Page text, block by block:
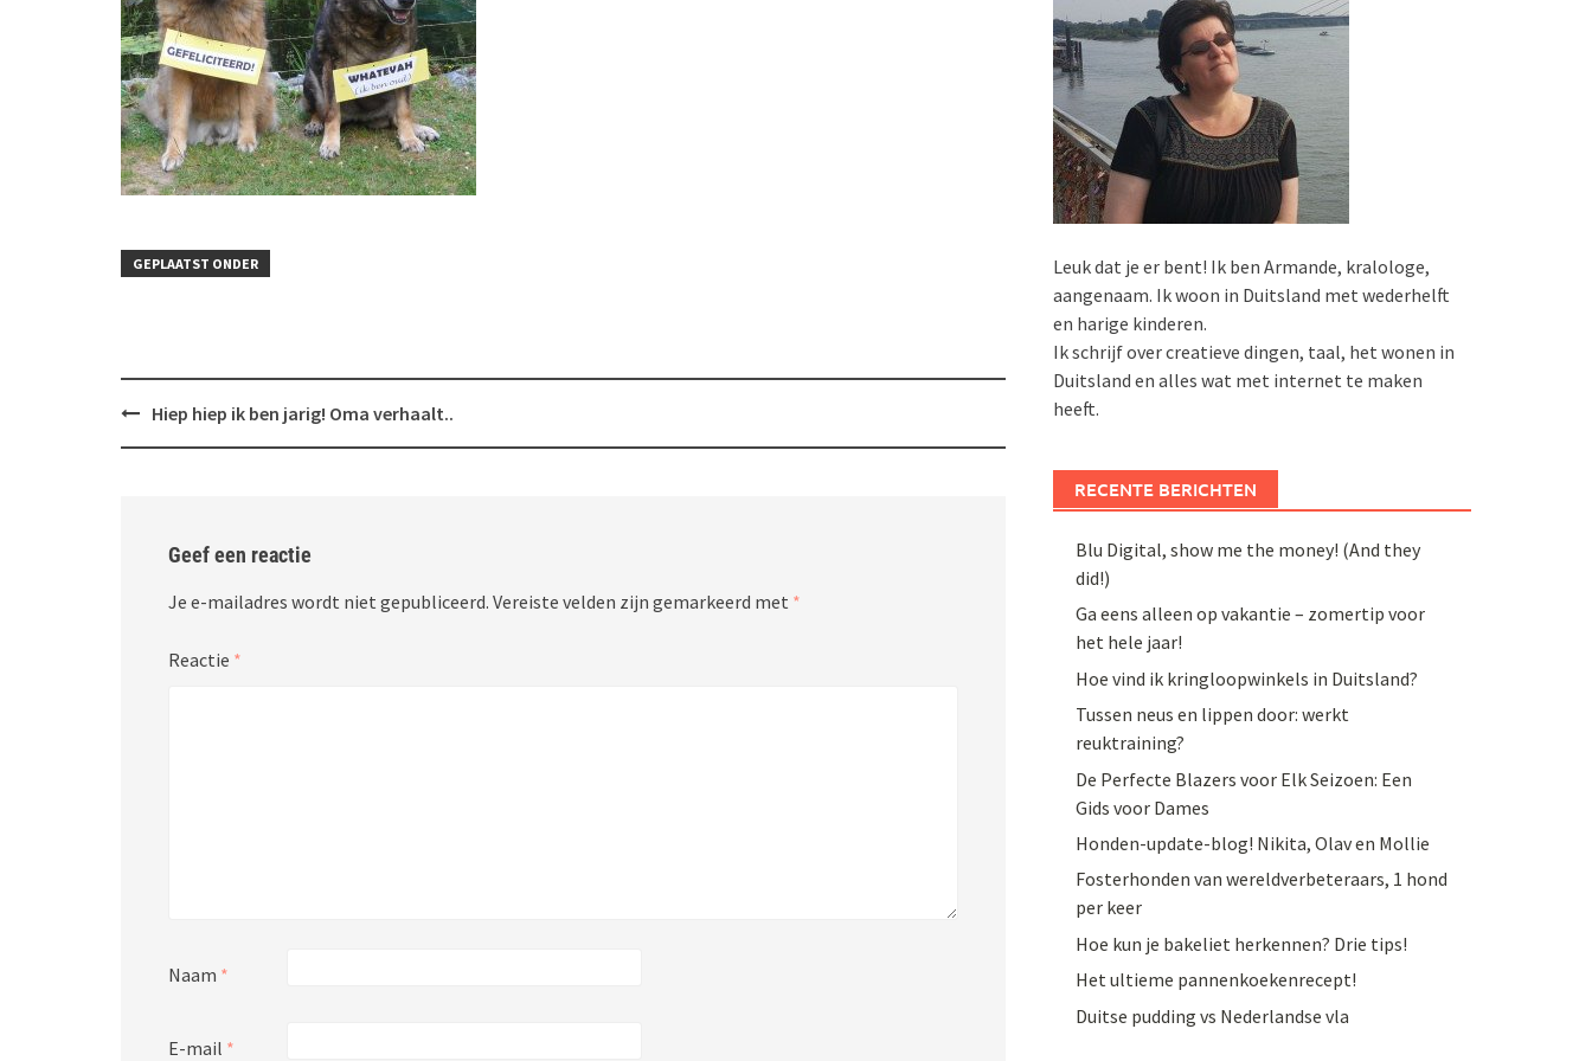
GEPLAATST ONDER
BerichtHiep hiep ik ben jarig! Oma verhaalt..
Geef een reactie
Je e-mailadres wordt niet gepubliceerd. Vereiste velden zijn gemarkeerd met *
Reactie *
Naam *
E-mail *
Leuk dat je er bent! Ik ben Armande, kralologe,
aangenaam. Ik woon in Duitsland met wederhelft
en harige kinderen.
Ik schrijf over creatieve dingen, taal, het wonen in
Duitsland en alles wat met internet te maken
heeft.
RECENTE BERICHTEN
Blu Digital, show me the money! (And they
did!)
Ga eens alleen op vakantie – zomertip voor
het hele jaar!
Hoe vind ik kringloopwinkels in Duitsland?
Tussen neus en lippen door: werkt
reuktraining?
De Perfecte Blazers voor Elk Seizoen: Een
Gids voor Dames
Honden-update-blog! Nikita, Olav en Mollie
Fosterhonden van wereldverbeteraars, 1 hond
per keer
Hoe kun je bakeliet herkennen? Drie tips!
Het ultieme pannenkoekenrecept!
Duitse pudding vs Nederlandse vla